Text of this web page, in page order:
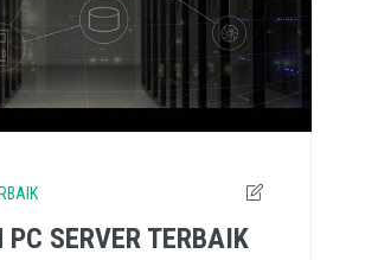
SERVER TERBAIK